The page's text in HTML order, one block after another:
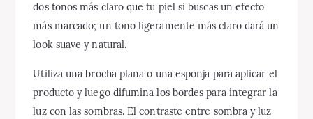
dos tonos más claro que tu piel si buscas un efecto
más marcado; un tono ligeramente más claro dará un
look suave y natural.
Utiliza una brocha plana o una esponja para aplicar el
producto y luego difumina los bordes para integrar la
luz con las sombras. El contraste entre sombra y luz